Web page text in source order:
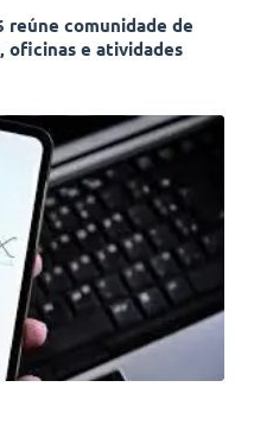
reúne comunidade de
oficinas e atividades